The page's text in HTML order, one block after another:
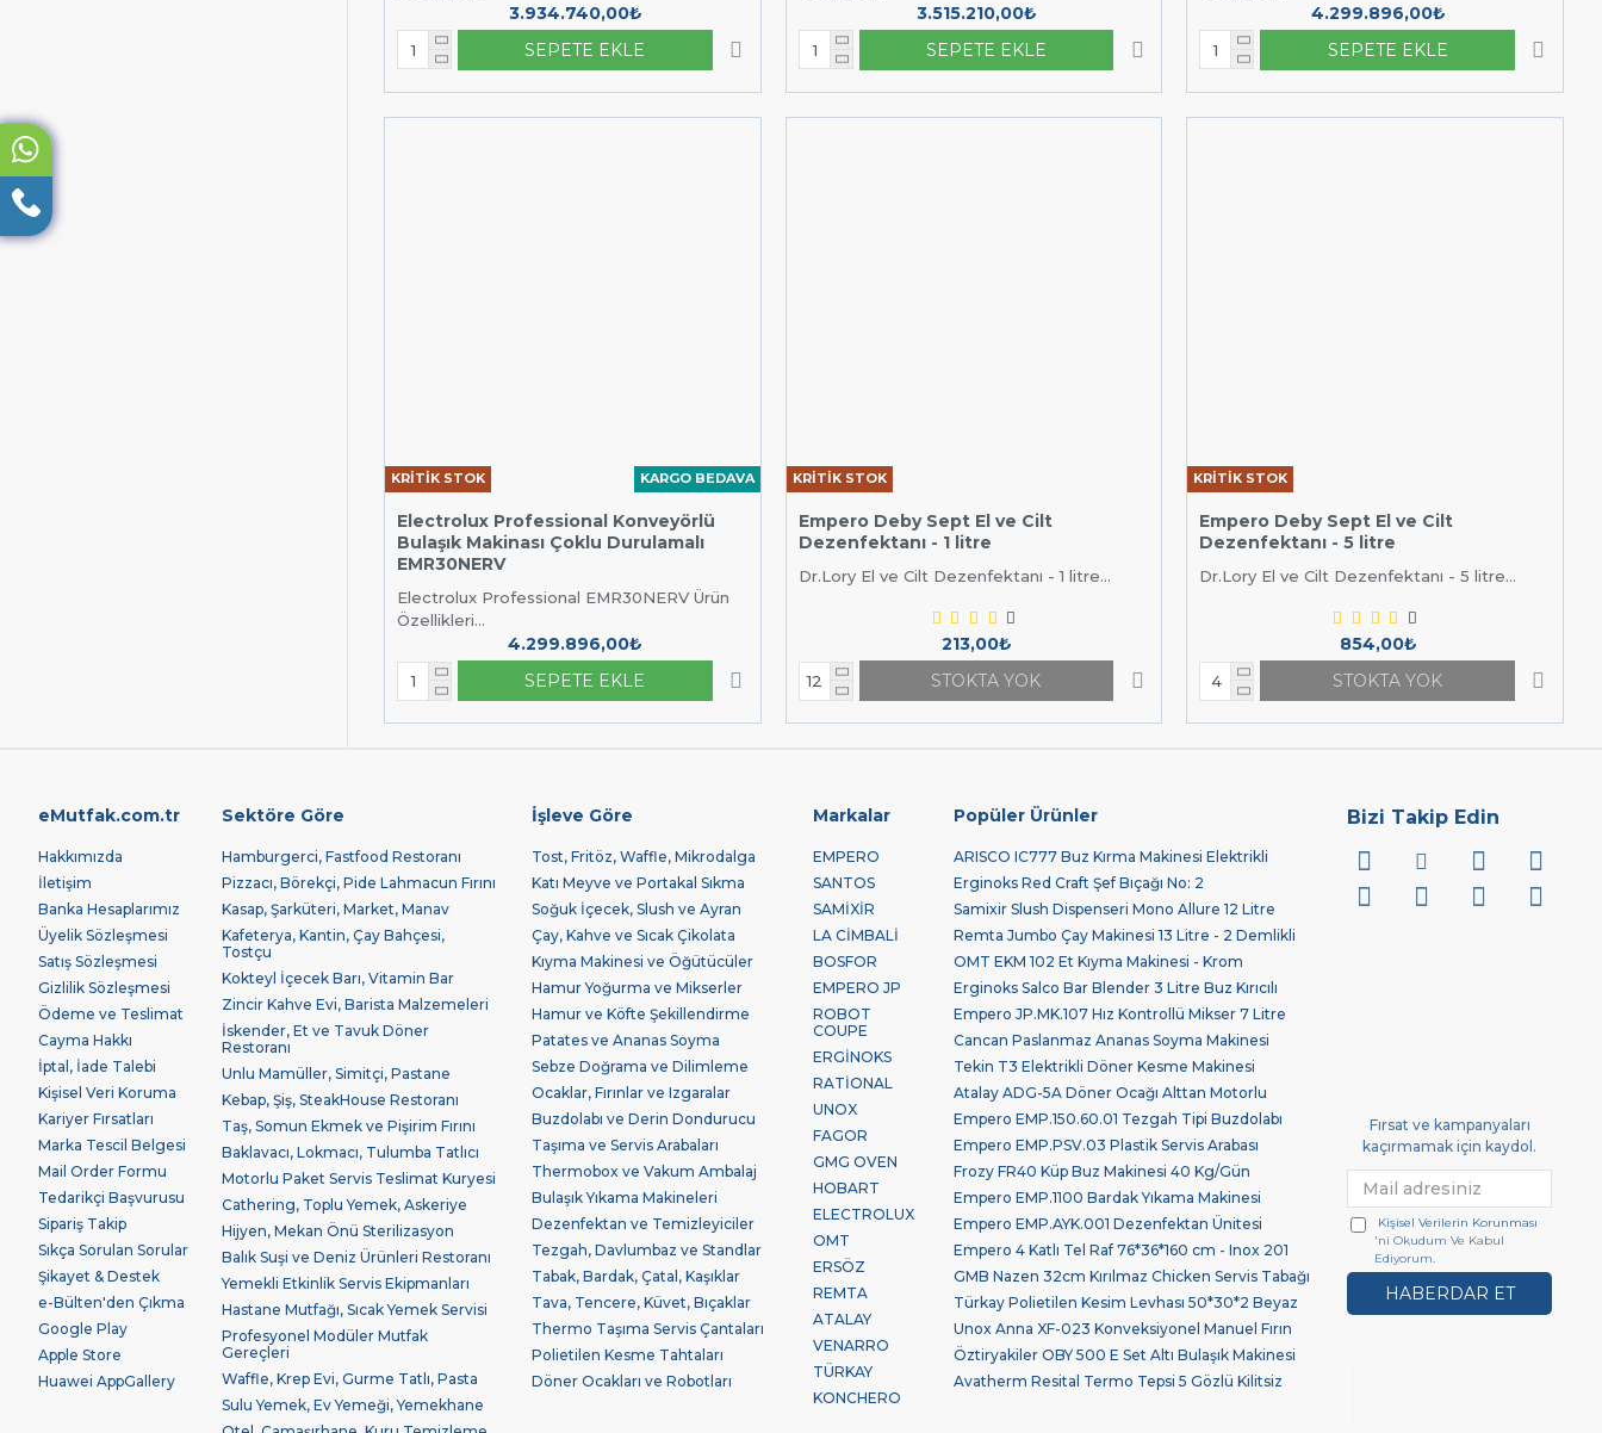
3.934.740,00₺
SEPETE EKLE
3.515.210,00₺
SEPETE EKLE
4.299.896,00₺
SEPETE EKLE
KARGO BEDAVA
KRİTİK STOK
Electrolux Professional Konveyörlü
Bulaşık Makinası Çoklu Durulamalı
EMR30NERV
Electrolux Professional EMR30NERV Ürün
Özellikleri...
4.299.896,00₺
SEPETE EKLE
KRİTİK STOK
Empero Deby Sept El ve Cilt
Dezenfektanı - 1 litre
Dr.Lory El ve Cilt Dezenfektanı - 1 litre...
213,00₺
STOKTA YOK
KRİTİK STOK
Empero Deby Sept El ve Cilt
Dezenfektanı - 5 litre
Dr.Lory El ve Cilt Dezenfektanı - 5 litre...
854,00₺
STOKTA YOK
eMutfak.com.tr
Hakkımızda
İletişim
Banka Hesaplarımız
Üyelik Sözleşmesi
Satış Sözleşmesi
Gizlilik Sözleşmesi
Ödeme ve Teslimat
Cayma Hakkı
İptal, İade Talebi
Kişisel Veri Koruma
Kariyer Fırsatları
Marka Tescil Belgesi
Mail Order Formu
Tedarikçi Başvurusu
Sipariş Takip
Sıkça Sorulan Sorular
Şikayet & Destek
e-Bülten'den Çıkma
Google Play
Apple Store
Huawei AppGallery
Sektöre Göre
Hamburgerci, Fastfood Restoranı
Pizzacı, Börekçi, Pide Lahmacun Fırını
Kasap, Şarküteri, Market, Manav
Kafeterya, Kantin, Çay Bahçesi,
Tostçu
Kokteyl İçecek Barı, Vitamin Bar
Zincir Kahve Evi, Barista Malzemeleri
İskender, Et ve Tavuk Döner
Restoranı
Unlu Mamüller, Simitçi, Pastane
Kebap, Şiş, SteakHouse Restoranı
Taş, Somun Ekmek ve Pişirim Fırını
Baklavacı, Lokmacı, Tulumba Tatlıcı
Motorlu Paket Servis Teslimat Kuryesi
Cathering, Toplu Yemek, Askeriye
Hijyen, Mekan Önü Sterilizasyon
Balık Suşi ve Deniz Ürünleri Restoranı
Yemekli Etkinlik Servis Ekipmanları
Hastane Mutfağı, Sıcak Yemek Servisi
Profesyonel Modüler Mutfak
Gereçleri
Waffle, Krep Evi, Gurme Tatlı, Pasta
Sulu Yemek, Ev Yemeği, Yemekhane
İşleve Göre
Tost, Fritöz, Waffle, Mikrodalga
Katı Meyve ve Portakal Sıkma
Soğuk İçecek, Slush ve Ayran
Çay, Kahve ve Sıcak Çikolata
Kıyma Makinesi ve Öğütücüler
Hamur Yoğurma ve Mikserler
Hamur ve Köfte Şekillendirme
Patates ve Ananas Soyma
Sebze Doğrama ve Dilimleme
Ocaklar, Fırınlar ve Izgaralar
Buzdolabı ve Derin Dondurucu
Taşıma ve Servis Arabaları
Thermobox ve Vakum Ambalaj
Bulaşık Yıkama Makineleri
Dezenfektan ve Temizleyiciler
Tezgah, Davlumbaz ve Standlar
Tabak, Bardak, Çatal, Kaşıklar
Tava, Tencere, Küvet, Bıçaklar
Thermo Taşıma Servis Çantaları
Polietilen Kesme Tahtaları
Döner Ocakları ve Robotları
Markalar
EMPERO
SANTOS
SAMİXİR
LA CİMBALİ
BOSFOR
EMPERO JP
ROBOT
COUPE
ERGİNOKS
RATİONAL
UNOX
FAGOR
GMG OVEN
HOBART
ELECTROLUX
OMT
ERSÖZ
REMTA
ATALAY
VENARRO
TÜRKAY
KONCHERO
Popüler Ürünler
ARISCO IC777 Buz Kırma Makinesi Elektrikli
Erginoks Red Craft Şef Bıçağı No: 2
Samixir Slush Dispenseri Mono Allure 12 Litre
Remta Jumbo Çay Makinesi 13 Litre - 2 Demlikli
OMT EKM 102 Et Kıyma Makinesi - Krom
Erginoks Salco Bar Blender 3 Litre Buz Kırıcılı
Empero JP.MK.107 Hız Kontrollü Mikser 7 Litre
Cancan Paslanmaz Ananas Soyma Makinesi
Tekin T3 Elektrikli Döner Kesme Makinesi
Atalay ADG-5A Döner Ocağı Alttan Motorlu
Empero EMP.150.60.01 Tezgah Tipi Buzdolabı
Empero EMP.PSV.03 Plastik Servis Arabası
Frozy FR40 Küp Buz Makinesi 40 Kg/Gün
Empero EMP.1100 Bardak Yıkama Makinesi
Empero EMP.AYK.001 Dezenfektan Ünitesi
Empero 4 Katlı Tel Raf 76*36*160 cm - Inox 201
GMB Nazen 32cm Kırılmaz Chicken Servis Tabağı
Türkay Polietilen Kesim Levhası 50*30*2 Beyaz
Unox Anna XF-023 Konveksiyonel Manuel Fırın
Öztiryakiler OBY 500 E Set Altı Bulaşık Makinesi
Avatherm Resital Termo Tepsi 5 Gözlü Kilitsiz
Bizi Takip Edin
Fırsat ve kampanyaları
kaçırmamak için kaydol.
HABERDAR ET
Kişisel Verilerin Korunması
'ni Okudum Ve Kabul
Ediyorum.